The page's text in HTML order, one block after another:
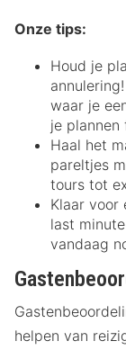
Onze tips:
Houd je
waar je
je plannen
Haal het
pareltjes
tours tot
Klaar voor
last
vandaag
helpen van